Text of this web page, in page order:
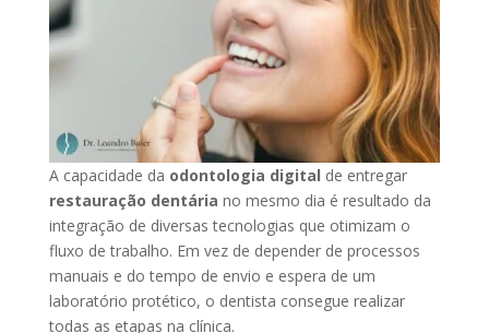
A capacidade da odontologia digital de entregar
restauração dentária no mesmo dia é resultado da
integração de diversas tecnologias que otimizam o
fluxo de trabalho. Em vez de depender de processos
manuais e do tempo de envio e espera de um
laboratório protético, o dentista consegue realizar
todas as etapas na clínica.